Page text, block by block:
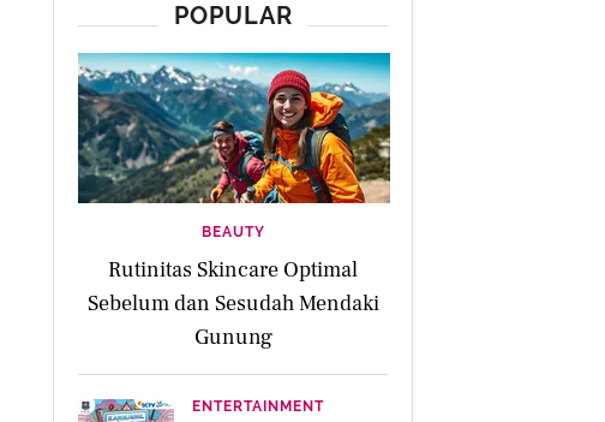
POPULAR
BEAUTY
Rutinitas Skincare Optimal
Sebelum dan Sesudah Mendaki
Gunung
ENTERTAINMENT